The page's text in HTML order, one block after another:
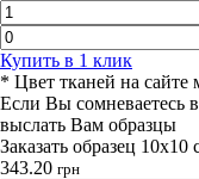
Купить в 1 клик
* Цвет тканей на сайте
Если Вы сомневаетесь
выслать Вам образцы
Заказать образец 10х10
343.20 грн